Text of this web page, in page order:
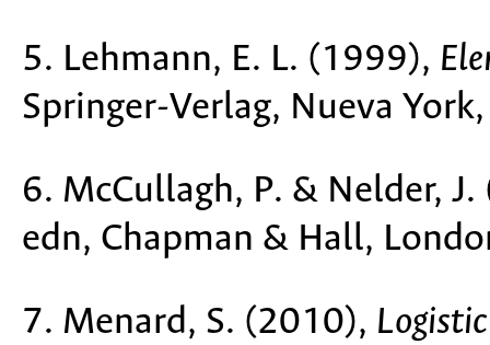
5. Lehmann, E. L. (1999),
Springer-Verlag, Nueva
6. McCullagh, P. & Nelder,
edn, Chapman & Hall,
7. Menard, S. (2010),